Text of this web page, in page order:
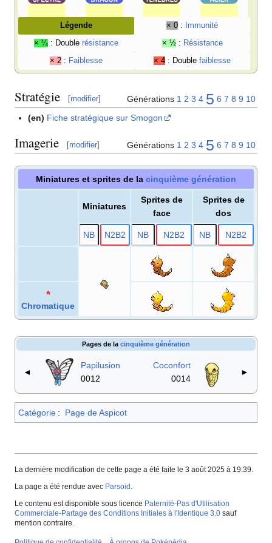
Légende × 0 : Immunité
× ¼ : Double résistance × ½ : Résistance
× 2 : Faiblesse × 4 : Double faiblesse
Stratégie [modifier] Générations 1 2 3 4 5 6 7 8 9 10
(en) Fiche stratégique sur Smogon
Imagerie [modifier] Générations 1 2 3 4 5 6 7 8 9 10
Miniatures et sprites de la cinquième génération
Miniatures
Sprites de
face
Sprites de
dos
NB N2B2 NB N2B2 NB N2B2
Chromatique
Pages de la cinquième génération
◄
Papilusion
0012
Coconfort
0014
►
Catégorie : Page de Aspicot
La dernière modification de cette page a été faite le 3 août 2025 à 19:39.
La page a été rendue avec Parsoid
Le contenu est disponible sous licence Paternité-Pas d'Utilisation
Commerciale-Partage des Conditions Initiales à l'Identique 3.0 sauf
mention contraire.